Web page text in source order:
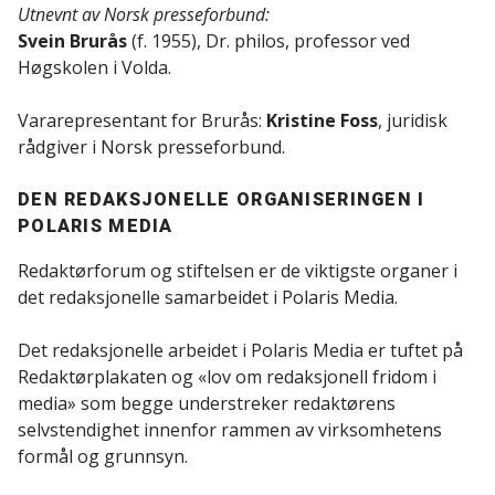
Utnevnt av Norsk presseforbund:
Svein Brurås(f. 1955), Dr. philos, professor ved
Høgskolen i Volda.
Vararepresentant for Brurås: Kristine Foss, juridisk
rådgiver i Norsk presseforbund.
DEN REDAKSJONELLE ORGANISERINGEN I
POLARIS MEDIA
Redaktørforum og stiftelsen er de viktigste organer i
det redaksjonelle samarbeidet i Polaris Media.
Det redaksjonelle arbeidet i Polaris Media er tuftet på
Redaktørplakaten og «lov om redaksjonell fridom i
media» som begge understreker redaktørens
selvstendighet innenfor rammen av virksomhetens
formål og grunnsyn.